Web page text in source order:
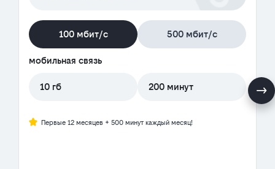
100 мбит/с 500 мбит/с
мобильная связь
10 гб 200 минут
Первые 12 месяцев + 500 минут каждый месяц!